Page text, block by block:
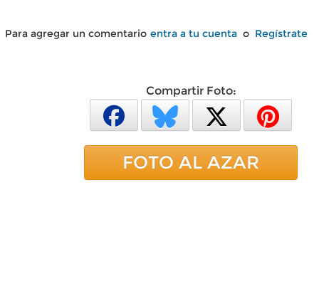
Para agregar un comentario entra a tu cuenta o Regístrate
Compartir Foto:
FOTO AL AZAR